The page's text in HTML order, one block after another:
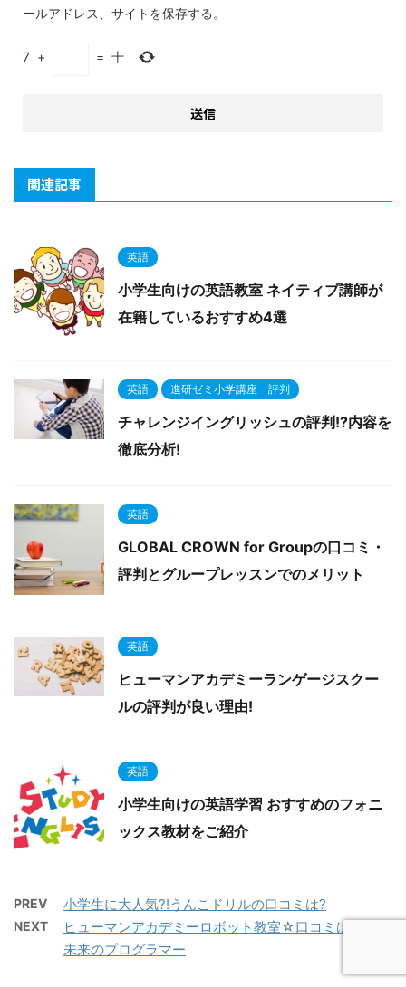
ールアドレス、サイトを保存する。
7 + = 十
関連記事
英語
小学生向けの英語教室 ネイティブ講師が
在籍しているおすすめ4選
英語 進研ゼミ小学講座 評判
チャレンジイングリッシュの評判!?内容を
徹底分析!
英語
GLOBAL CROWN for Groupの口コミ・
評判とグループレッスンでのメリット
英語
ヒューマンアカデミーランゲージスクー
ルの評判が良い理由!
英語
小学生向けの英語学習 おすすめのフォニ
ックス教材をご紹介
PREV 小学生に大人気?!うんこドリルの口コミは?
NEXT
ヒューマンアカデミーロボット教室☆口コミは?育て!
未来のプログラマー